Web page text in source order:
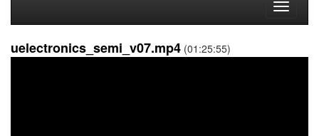
Toggle
uelectronics_semi_v07.mp4 (01:25:55)